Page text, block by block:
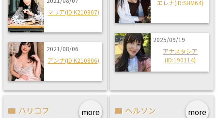
マリア(ID:K210807)
2021/08/06
アンナ(ID:K210806)
エレナ(ID:SHM64)
2025/09/19
アナスタシア
(ID:190114)
more
ハリコフ more
ヘルソン